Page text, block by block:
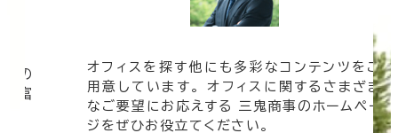
の
豊富
オフィスを探す他にも多彩なコンテンツをご
用意しています。 オフィスに関するさまざま
なご要望にお応えする 三鬼商事のホームペー
ジをぜひお役立てください。